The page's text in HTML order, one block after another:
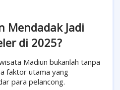
Mendadak Jadi
di 2025?
Madiun bukanlah tanpa
faktor utama yang
para pelancong.